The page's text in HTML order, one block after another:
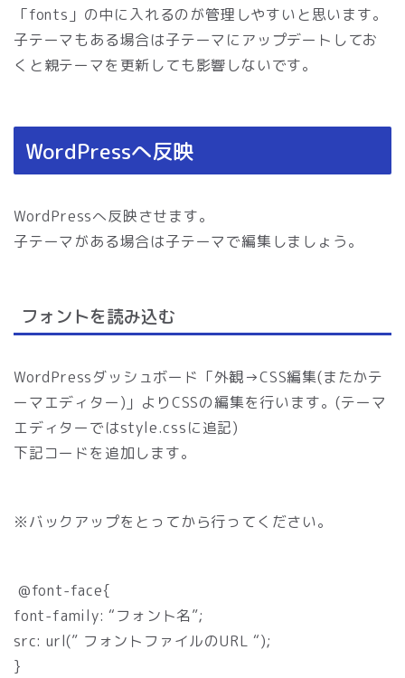
「fonts」の中に入れるのが管理しやすいと思います。
子テーマもある場合は子テーマにアップデートしてお
くと親テーマを更新しても影響しないです。
WordPressへ反映
WordPressへ反映させます。
子テーマがある場合は子テーマで編集しましょう。
フォントを読み込む
WordPressダッシュボード「外観→CSS編集(またかテ
ーマエディター)」よりCSSの編集を行います。(テーマ
エディターではstyle.cssに追記)
下記コードを追加します。
※バックアップをとってから行ってください。
@font-face{
font-family: “フォント名”;
src: url(” フォントファイルのURL “);
}